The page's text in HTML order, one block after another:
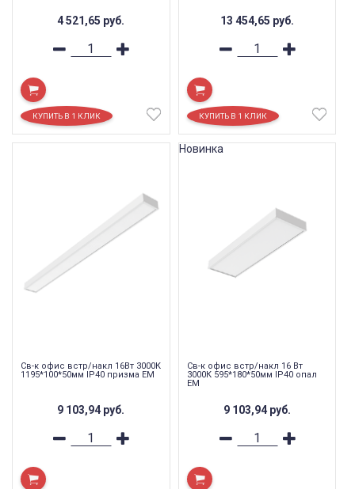
4 521,65 руб. 13 454,65 руб.
Св-к офис встр/накл 16Вт 3000К
1195*100*50мм IP40 призма EM
9 103,94 руб.
Св-к офис встр/накл 16 Вт
3000К 595*180*50мм IP40 опал
EM
9 103,94 руб.
Новинка